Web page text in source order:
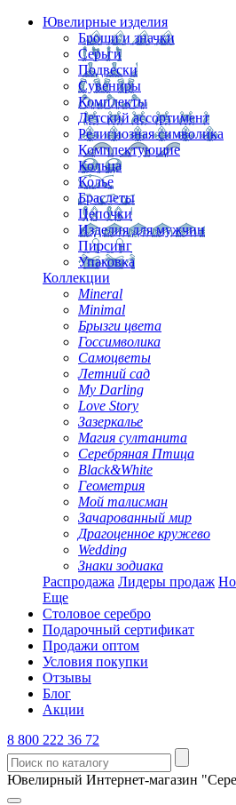
Ювелирные изделия
Броши и значки
Серьги
Подвески
Сувениры
Комплекты
Детский ассортимент
Религиозная символика
Комплектующие
Кольца
Колье
Браслеты
Цепочки
Изделия для мужчин
Пирсинг
Упаковка
Коллекции
Mineral
Minimal
Брызги цвета
Госсимволика
Самоцветы
Летний сад
My Darling
Love Story
Зазеркалье
Магия султанита
Серебряная Птица
Black&White
Геометрия
Мой талисман
Зачарованный мир
Драгоценное кружево
Wedding
Знаки зодиака
Распродажа Лидеры продаж
Еще
Столовое серебро
Подарочный сертификат
Продажи оптом
Условия покупки
Отзывы
Блог
Акции
8 800 222 36 72
Ювелирный Интернет-магазин